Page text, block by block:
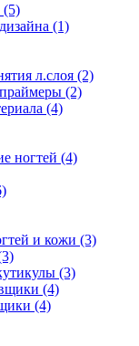
(5)
(1)
л.слоя (2)
(2)
(4)
ногтей (4)
и кожи (3)
(3)
(4)
(4)